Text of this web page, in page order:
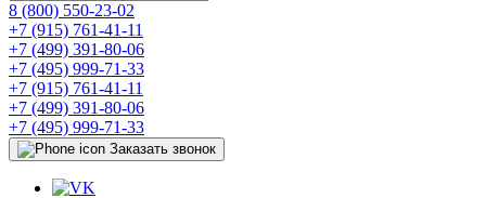
8 (800) 550-23-02
+7 (915) 761-41-11
+7 (499) 391-80-06
+7 (495) 999-71-33
+7 (915) 761-41-11
+7 (499) 391-80-06
+7 (495) 999-71-33
Заказать звонок